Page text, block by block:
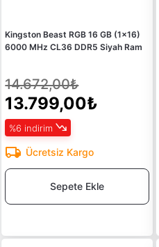
Kingston Beast RGB 16 GB (1x16)
6000 MHz CL36 DDR5 Siyah Ram
14.672,00₺
13.799,00₺
%6 indirim
Ücretsiz Kargo
Sepete Ekle